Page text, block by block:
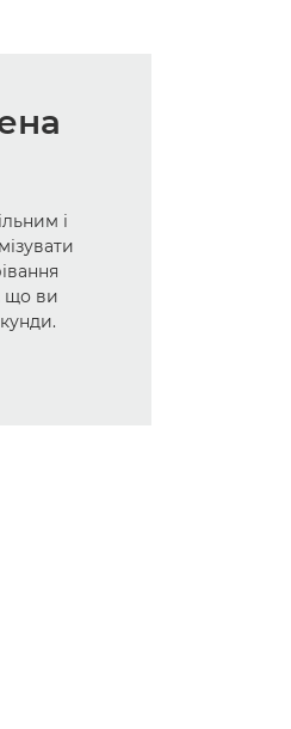
і
що ви